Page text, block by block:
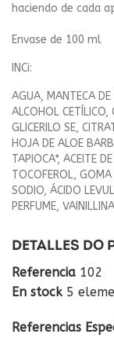
haciendo de cada
Envase de 100 ml
INCi:
AGUA, MANTECA DE
ALCOHOL
GLICERILO SE,
HOJA DE ALOE
TAPIOCA*, ACEITE
TOCOFEROL,
SODIO, ÁCIDO
PERFUME,
DETALLES DO
Referencia 102
En stock 5
Referencias